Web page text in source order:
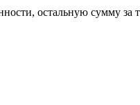
остальную сумму за